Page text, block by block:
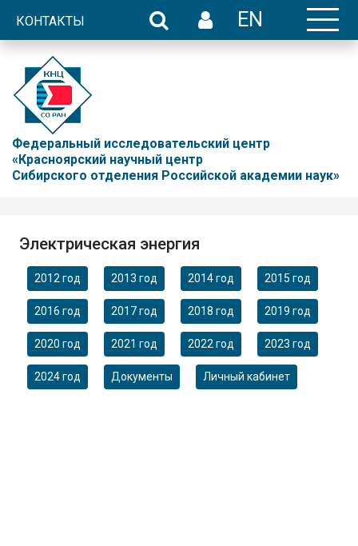
КОНТАКТЫ EN
Федеральный исследовательский центр
«Красноярский научный центр
Сибирского отделения Российской академии наук»
Электрическая энергия
2012 год 2013 год 2014 год 2015 год
2016 год 2017 год 2018 год 2019 год
2020 год 2021 год 2022 год 2023 год
2024 год Документы Личный кабинет